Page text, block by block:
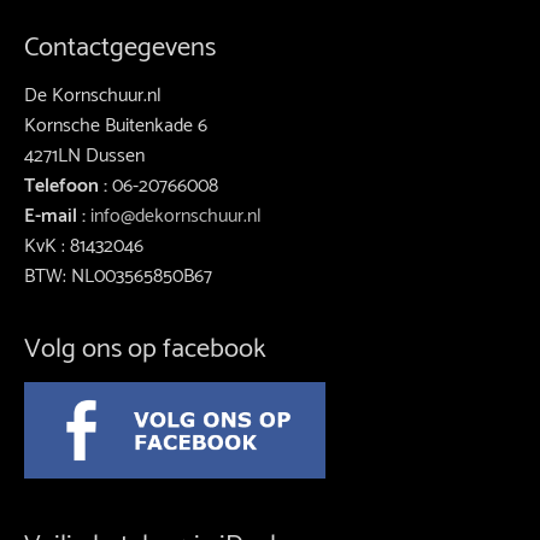
Contactgegevens
De Kornschuur.nl
Kornsche Buitenkade 6
4271LN Dussen
Telefoon :06-20766008
E-mail :info@dekornschuur.nl
KvK : 81432046
BTW: NL003565850B67
Volg ons op facebook